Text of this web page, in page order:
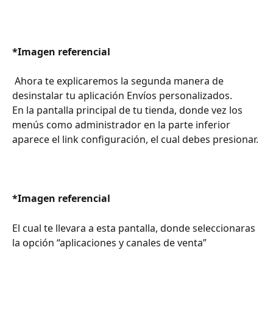
*Imagen referencial
desinstalar tu aplicación Envíos personalizados.
En la pantalla principal de tu tienda, donde vez los
menús como administrador en la parte inferior
aparece el link configuración, el cual debes presionar.
*Imagen referencial
El cual te llevara a esta pantalla, donde seleccionaras
la opción “aplicaciones y canales de venta”